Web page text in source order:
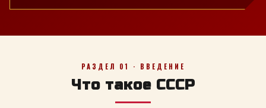
РАЗДЕЛ 01 · ВВЕДЕНИЕ
Что такое СССР